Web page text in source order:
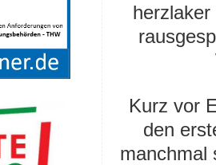
Kurz vor
den
manchmal